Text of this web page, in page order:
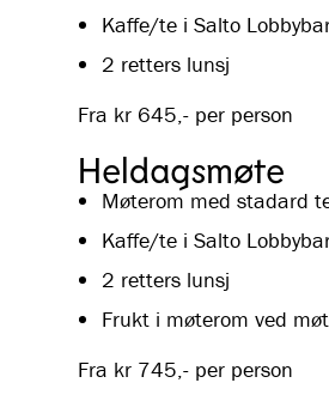
Kaffe/te i Salto
2 retters lunsj
Fra kr 645,- per person
Heldagsmøte
Møterom med stadard
Kaffe/te i Salto
2 retters lunsj
Frukt i møterom ved
Fra kr 745,- per person